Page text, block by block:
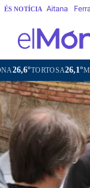
ÉS NOTÍCIA Aitana
MATARÓ24,4°VIC